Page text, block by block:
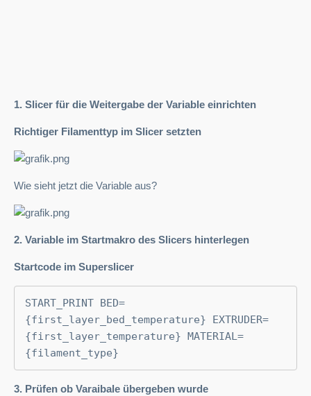
1. Slicer für die Weitergabe der Variable einrichten
Richtiger Filamenttyp im Slicer setzten
Wie sieht jetzt die Variable aus?
2. Variable im Startmakro des Slicers hinterlegen
Startcode im Superslicer
START_PRINT BED=
{first_layer_bed_temperature} EXTRUDER=
{first_layer_temperature} MATERIAL=
{filament_type}
3. Prüfen ob Varaibale übergeben wurde